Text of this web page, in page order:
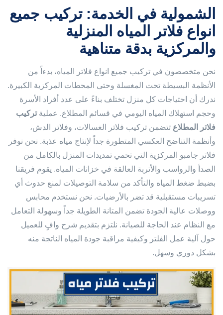
الشمولية في الخدمة: تركيب جميع
انواع فلاتر المياه المنزلية
والمركزية بدقة متناهية
نحن متخصصون في تركيب جميع انواع فلاتر المياه، بدءاً من
الأنظمة البسيطة تحت المغسلة وحتى المحطات المركزية الكبيرة.
ندرك أن احتياجات كل منزل تختلف بناءً على عدد أفراد الأسرة
وحجم استهلاك المياه اليومي في قسائم المطلاع. عمليةتركيب
فلاتر المطلاع تتضمن تركيب فلاتر الغسالات، وفلاتر الدش،
وأنظمة التناضح العكسي المتطورة جداً لإنتاج مياه عذبة. نحن نوفر
فلاتر جامبو المركزية التي تحمي تمديدات المنزل بالكامل من
الصدأ والرواسب والأتربة العالقة في خزانات المياه. يقوم فريقنا
بضبط ضغط المياه والتأكد من سلامة التوصيلات لمنع حدوث أي
تسريبات مستقبلية قد تضر بالأرضيات. نحن نستخدم محابس
ووصلات عالية الجودة تضمن المتانة الطويلة جداً وسهولة التعامل
مع النظام عند الحاجة للصيانة. نلتزم بتقديم شرح وافٍ للعميل
حول آلية عمل الفلتر وكيفية مراقبة جودة المياه الناتجة منه
بشكل دوري وسهل.